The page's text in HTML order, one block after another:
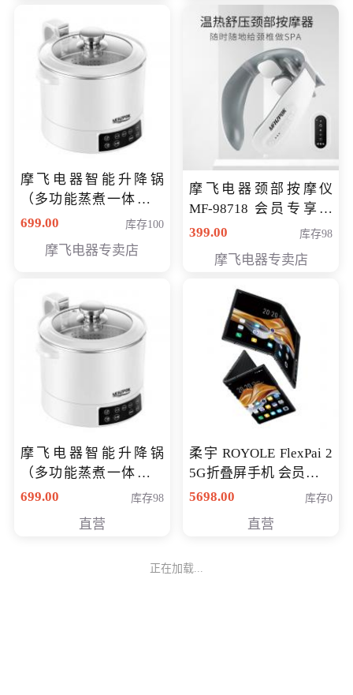
摩飞电器智能升降锅
（多功能蒸煮一体锅）
（智能升降养生锅） 会
699.00 库存100
摩飞电器专卖店
摩飞电器颈部按摩仪
MF-98718 会员专享价
299元
399.00 库存98
摩飞电器专卖店
摩飞电器智能升降锅
（多功能蒸煮一体锅）
（智能升降养生锅） 会
699.00 库存98
直营
柔宇 ROYOLE FlexPai 2
5G折叠屏手机 会员专享
购买价格 4998元
5698.00 库存0
直营
正在加载...